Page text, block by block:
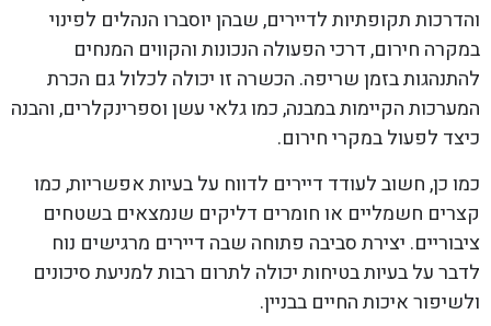
והדרכות תקופתיות לדיירים, שבהן יוסברו הנהלים לפינוי
במקרה חירום, דרכי הפעולה הנכונות והקווים המנחים
להתנהגות בזמן שריפה. הכשרה זו יכולה לכלול גם הכרת
המערכות הקיימות במבנה, כמו גלאי עשן וספרינקלרים, והבנה
כיצד לפעול במקרי חירום.
כמו כן, חשוב לעודד דיירים לדווח על בעיות אפשריות, כמו
קצרים חשמליים או חומרים דליקים שנמצאים בשטחים
ציבוריים. יצירת סביבה פתוחה שבה דיירים מרגישים נוח
לדבר על בעיות בטיחות יכולה לתרום רבות למניעת סיכונים
ולשיפור איכות החיים בבניין.